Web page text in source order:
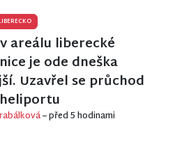
areálu liberecké
je ode dneška
Uzavřel se průchod
– před 5 hodinami